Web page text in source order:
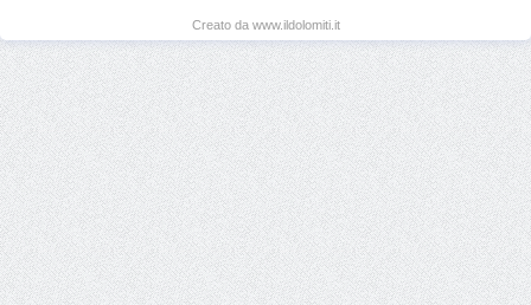
Creato da www.ildolomiti.it